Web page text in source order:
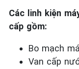
Các linh kiện
cấp gồm:
Bo mạch
Van cấp